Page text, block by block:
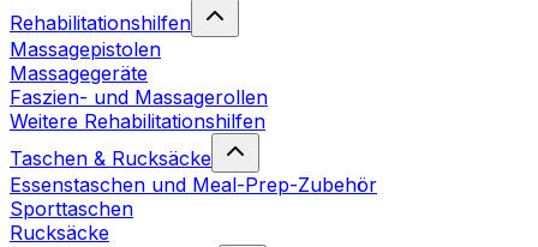
Rehabilitationshilfen
Massagepistolen
Massagegeräte
Faszien- und Massagerollen
Weitere Rehabilitationshilfen
Taschen & Rucksäcke
Essenstaschen und Meal-Prep-Zubehör
Sporttaschen
Rucksäcke